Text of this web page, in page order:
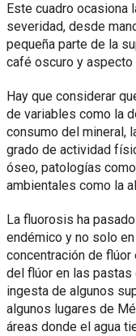
Este cuadro ocasiona
severidad, desde
pequeña parte de la
café oscuro y aspecto
Hay que considerar
de variables como la
consumo del mineral,
grado de actividad
óseo, patologías
ambientales como la
La fluorosis ha
endémico y no solo
concentración de
del flúor en las
ingesta de algunos
algunos lugares de
áreas donde el agua